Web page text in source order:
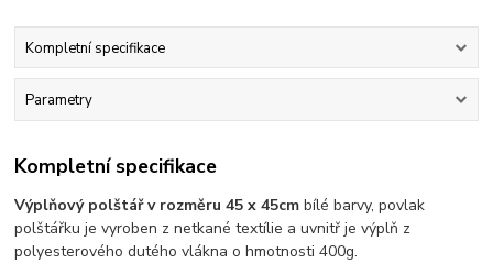
Kompletní specifikace
Parametry
Kompletní specifikace
Výplňový polštář v rozměru 45 x 45cm bílé barvy, povlak
polštářku je vyroben z netkané textílie a uvnitř je výplň z
polyesterového dutého vlákna o hmotnosti 400g.